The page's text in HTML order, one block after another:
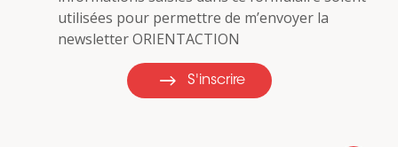
utilisées pour permettre de m’envoyer la
newsletter ORIENTACTION
S'inscrire